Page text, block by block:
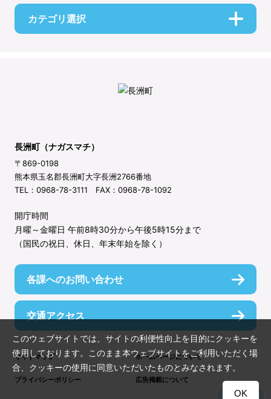
カテゴリ選択
長洲町（ナガスマチ）
〒869-0198
熊本県玉名郡長洲町大字長洲2766番地
TEL：0968-78-3111 FAX：0968-78-1092
開庁時間
月曜～金曜日 午前8時30分から午後5時15分まで
（国民の祝日、休日、年末年始を除く）
各課へのお問い合わせ
交通アクセス
サイトマップ ホームページについて
プライバシーポリシー 広告掲載について
このウェブサイトでは、サイトの利便性向上を目的にクッキーを
使用しております。このまま本ウェブサイトをご利用いただく場
合、クッキーの使用に同意いただいたものとみなされます。
OK